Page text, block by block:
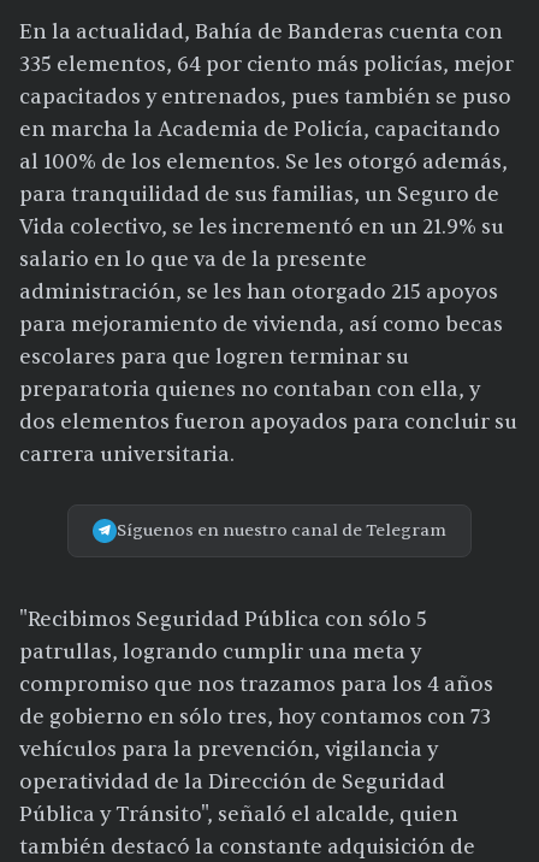
En la actualidad, Bahía de Banderas cuenta con
335 elementos, 64 por ciento más policías, mejor
capacitados y entrenados, pues también se puso
en marcha la Academia de Policía, capacitando
al 100% de los elementos. Se les otorgó además,
para tranquilidad de sus familias, un Seguro de
Vida colectivo, se les incrementó en un 21.9% su
salario en lo que va de la presente
administración, se les han otorgado 215 apoyos
para mejoramiento de vivienda, así como becas
escolares para que logren terminar su
preparatoria quienes no contaban con ella, y
dos elementos fueron apoyados para concluir su
carrera universitaria.
Síguenos en nuestro canal de Telegram
"Recibimos Seguridad Pública con sólo 5
patrullas, logrando cumplir una meta y
compromiso que nos trazamos para los 4 años
de gobierno en sólo tres, hoy contamos con 73
vehículos para la prevención, vigilancia y
operatividad de la Dirección de Seguridad
Pública y Tránsito", señaló el alcalde, quien
también destacó la constante adquisición de